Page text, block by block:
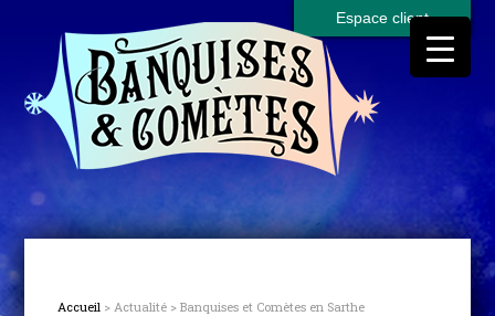
Espace client
Accueil > Actualité > Banquises et Comètes en Sarthe